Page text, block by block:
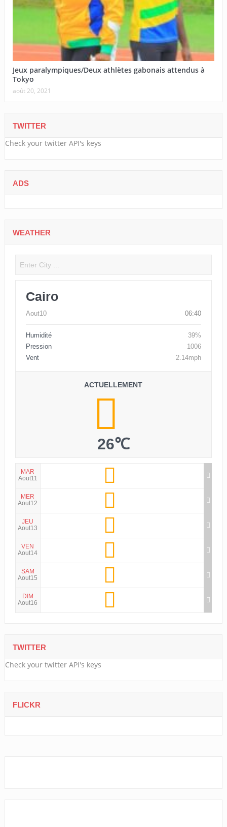
Jeux paralympiques/Deux athlètes gabonais attendus à
Tokyo
août 20, 2021
TWITTER
Check your twitter API's keys
ADS
WEATHER
Cairo
Aout10 06:40
Humidité
39%
Pression
1006
Vent
2.14mph
ACTUELLEMENT
26℃
MAR
Aout11
MER
Aout12
JEU
Aout13
VEN
Aout14
SAM
Aout15
DIM
Aout16
TWITTER
Check your twitter API's keys
FLICKR